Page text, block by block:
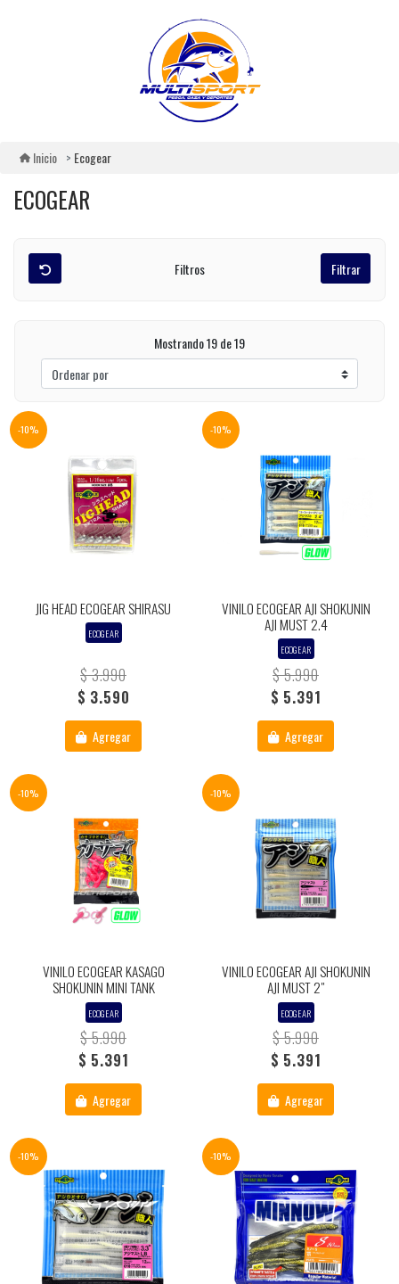
Inicio Ecogear
ECOGEAR
Filtros Filtrar
Mostrando 19 de 19
-10%
JIG HEAD ECOGEAR SHIRASU
ECOGEAR
$ 3.990
$ 3.590
Agregar
-10%
VINILO ECOGEAR AJI SHOKUNIN
AJI MUST 2.4
ECOGEAR
$ 5.990
$ 5.391
Agregar
-10%
VINILO ECOGEAR KASAGO
SHOKUNIN MINI TANK
ECOGEAR
$ 5.990
$ 5.391
Agregar
-10%
VINILO ECOGEAR AJI SHOKUNIN
AJI MUST 2"
ECOGEAR
$ 5.990
$ 5.391
Agregar
-10% -10%